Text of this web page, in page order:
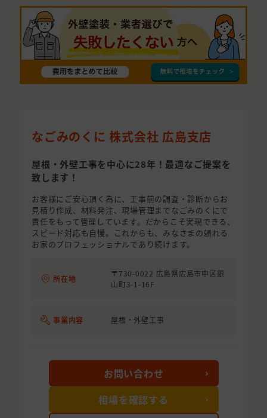
なごみのくに 株式会社 広島支店
屋根・外壁工事を中心に28年！最適なご提案を
致します！
お客様にご安心頂く為に、工事前の調査・診断からお
見積り作成、材料発注、現場管理までなごみのくにで
責任をもって管理しています。だからこそ実現できる、
スピード対応も自慢。これからも、みなさまの頼れる
お家のプロフェッショナルであり続けます。
所在地
〒730-0022 広島県広島市中区銀
山町3-1-16F
事業内容 屋根・外壁工事
お問い合わせ
相場を確認する